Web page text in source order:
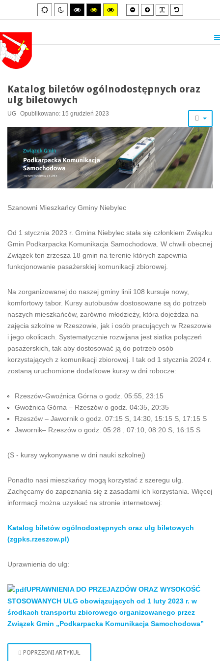
Default
mode
Night
mode
High
contrast
High
contrast
High
contrast
Smaller
font
Larger
font
Default
font
Katalog biletów ogólnodostępnych oraz
ulg biletowych
UG Opublikowano: 15 grudzień 2023
Szanowni Mieszkańcy Gminy Niebylec
Od 1 stycznia 2023 r. Gmina Niebylec stała się członkiem Związku
Gmin Podkarpacka Komunikacja Samochodowa. W chwili obecnej
Związek ten zrzesza 18 gmin na terenie których zapewnia
funkcjonowanie pasażerskiej komunikacji zbiorowej.
Na zorganizowanej do naszej gminy linii 108 kursuje nowy,
komfortowy tabor. Kursy autobusów dostosowane są do potrzeb
naszych mieszkańców, zarówno młodzieży, która dojeżdża na
zajęcia szkolne w Rzeszowie, jak i osób pracujących w Rzeszowie
i jego okolicach. Systematycznie rozwijana jest siatka połączeń
pasażerskich, tak aby dostosować ją do potrzeb osób
korzystających z komunikacji zbiorowej. I tak od 1 stycznia 2024 r.
zostaną uruchomione dodatkowe kursy w dni robocze:
Rzeszów-Gwoźnica Górna o godz. 05:55, 23:15
Gwoźnica Górna – Rzeszów o godz. 04:35, 20:35
Rzeszów – Jawornik o godz. 07:15 S, 14:30, 15:15 S, 17:15 S
Jawornik– Rzeszów o godz. 05:28 , 07:10, 08:20 S, 16:15 S
(S - kursy wykonywane w dni nauki szkolnej)
Ponadto nasi mieszkańcy mogą korzystać z szeregu ulg.
Zachęcamy do zapoznania się z zasadami ich korzystania. Więcej
informacji można uzyskać na stronie internetowej:
Katalog biletów ogólnodostępnych oraz ulg biletowych
(zgpks.rzeszow.pl)
Uprawnienia do ulg:
UPRAWNIENIA DO PRZEJAZDÓW ORAZ WYSOKOŚĆ
STOSOWANYCH ULG obowiązujących od 1 luty 2023 r. w
środkach transportu zbiorowego organizowanego przez
Związek Gmin „Podkarpacka Komunikacja Samochodowa”
POPRZEDNI ARTYKUŁ